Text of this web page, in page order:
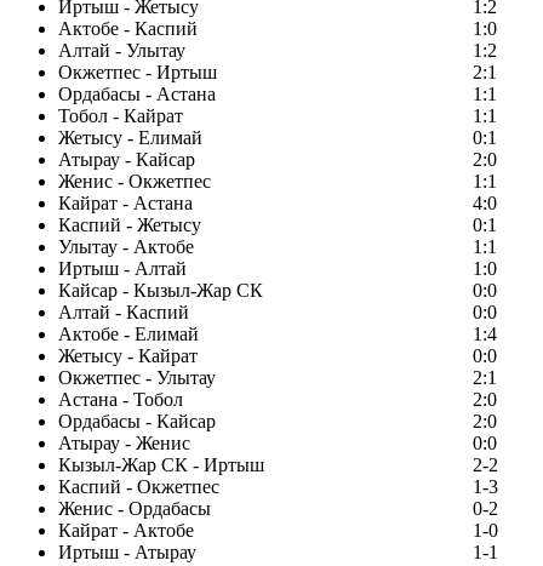
Иртыш - Жетысу
1:2
Актобе - Каспий
1:0
Алтай - Улытау
1:2
Окжетпес - Иртыш
2:1
Ордабасы - Астана
1:1
Тобол - Кайрат
1:1
Жетысу - Елимай
0:1
Атырау - Кайсар
2:0
Женис - Окжетпес
1:1
Кайрат - Астана
4:0
Каспий - Жетысу
0:1
Улытау - Актобе
1:1
Иртыш - Алтай
1:0
Кайсар - Кызыл-Жар СК
0:0
Алтай - Каспий
0:0
Актобе - Елимай
1:4
Жетысу - Кайрат
0:0
Окжетпес - Улытау
2:1
Астана - Тобол
2:0
Ордабасы - Кайсар
2:0
Атырау - Женис
0:0
Кызыл-Жар СК - Иртыш
2-2
Каспий - Окжетпес
1-3
Женис - Ордабасы
0-2
Кайрат - Актобе
1-0
Иртыш - Атырау
1-1